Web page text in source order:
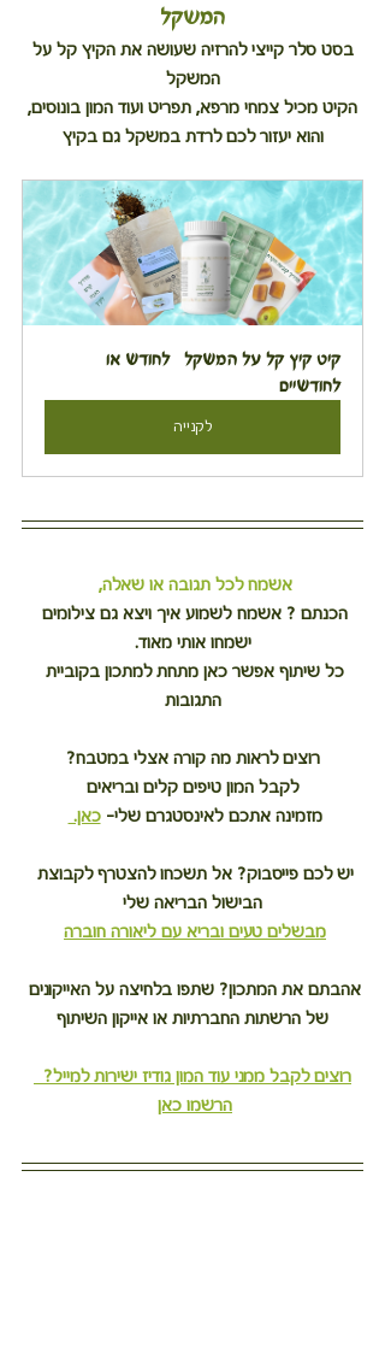
המשקל
בסט סלר קייצי להרזיה שעושה את הקיץ קל על
המשקל
הקיט מכיל צמחי מרפא, תפריט ועוד המון בונוסים,
והוא יעזור לכם לרדת במשקל גם בקיץ
קיט קיץ קל על המשקל   לחודש או
לחודשיים
לקנייה
אשמח לכל תגובה או שאלה,
הכנתם ? אשמח לשמוע איך ויצא גם צילומים
ישמחו אותי מאוד.
כל שיתוף אפשר כאן מתחת למתכון בקוביית
התגובות
רוצים לראות מה קורה אצלי במטבח?
לקבל המון טיפים קלים ובריאים
מזמינה אתכם לאינסטגרם שלי– כאן.
יש לכם פייסבוק? אל תשכחו להצטרף לקבוצת
הבישול הבריאה שלי
מבשלים טעים ובריא עם ליאורה חוברה
אהבתם את המתכון? שתפו בלחיצה על האייקונים
של הרשתות החברתיות או אייקון השיתוף
רוצים לקבל ממני עוד המון גודיז ישירות למייל?
הרשמו כאן